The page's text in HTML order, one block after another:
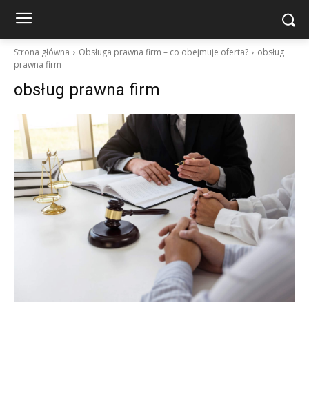
Strona główna Obsługa prawna firm – co obejmuje oferta?
obsług
prawna firm
obsług prawna firm